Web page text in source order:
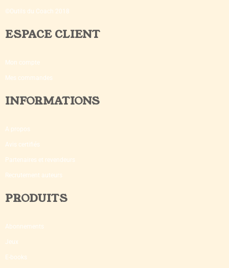
©Outils du Coach 2018
ESPACE CLIENT
Mon compte
Mes commandes
INFORMATIONS
A propos
Avis certifiés
Partenaires et revendeurs
Recrutement auteurs
PRODUITS
Abonnements
Jeux
E-books